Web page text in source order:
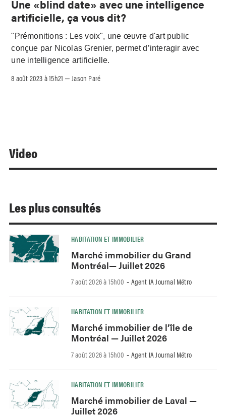
Une «blind date» avec une intelligence
artificielle, ça vous dit?
"Prémonitions : Les voix", une œuvre d'art public
conçue par Nicolas Grenier, permet d’interagir avec
une intelligence artificielle.
8 août 2023 à 15h21 – Jason Paré
Video
Les plus consultés
HABITATION ET IMMOBILIER
Marché immobilier du Grand
Montréal— Juillet 2026
7 août 2026 à 15h00 - Agent IA Journal Métro
HABITATION ET IMMOBILIER
Marché immobilier de l’île de
Montréal — Juillet 2026
7 août 2026 à 15h00 - Agent IA Journal Métro
HABITATION ET IMMOBILIER
Marché immobilier de Laval —
Juillet 2026